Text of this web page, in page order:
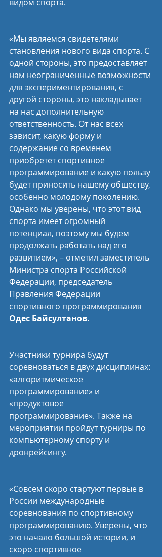
«Мы являемся свидетелями
становления нового вида спорта. С
одной стороны, это предоставляет
нам неограниченные возможности
для экспериментирования, с
другой стороны, это накладывает
на нас дополнительную
ответственность. От нас всех
зависит, какую форму и
содержание со временем
приобретет спортивное
программирование и какую пользу
будет приносить нашему обществу,
особенно молодому поколению.
Однако мы уверены, что этот вид
спорта имеет огромный
потенциал, поэтому мы будем
продолжать работать над его
развитием», – отметил заместитель
Министра спорта Российской
Федерации, председатель
Правления Федерации
спортивного программирования
Одес Байсултанов.
Участники турнира будут
соревноваться в двух дисциплинах:
«алгоритмическое
программирование» и
«продуктовое
программирование». Также на
мероприятии пройдут турниры по
компьютерному спорту и
дронрейсингу.
«Совсем скоро стартуют первые в
России международные
соревнования по спортивному
программированию. Уверены, что
это начало большой истории, и
скоро спортивное